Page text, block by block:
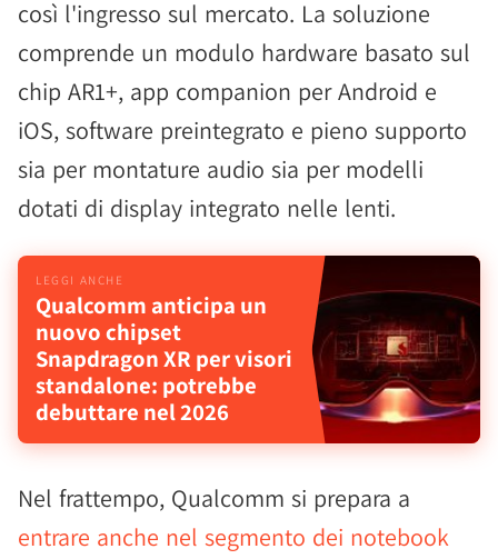
così l'ingresso sul mercato. La soluzione
comprende un modulo hardware basato sul
chip AR1+, app companion per Android e
iOS, software preintegrato e pieno supporto
sia per montature audio sia per modelli
dotati di display integrato nelle lenti.
Qualcomm anticipa un
nuovo chipset
Snapdragon XR per visori
standalone: potrebbe
debuttare nel 2026
Nel frattempo, Qualcomm si prepara a
entrare anche nel segmento dei notebook